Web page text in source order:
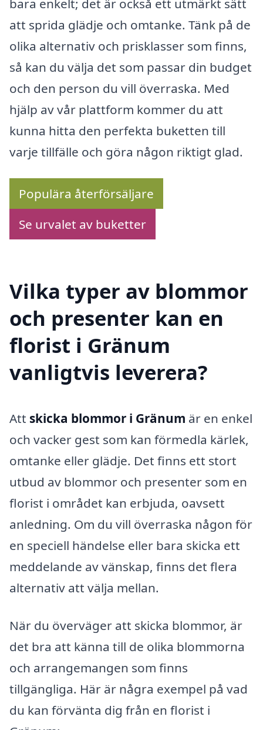
bara enkelt; det är också ett utmärkt sätt
att sprida glädje och omtanke. Tänk på de
olika alternativ och prisklasser som finns,
så kan du välja det som passar din budget
och den person du vill överraska. Med
hjälp av vår plattform kommer du att
kunna hitta den perfekta buketten till
varje tillfälle och göra någon riktigt glad.
Populära återförsäljare
Se urvalet av buketter
Vilka typer av blommor
och presenter kan en
florist i Gränum
vanligtvis leverera?
Att skicka blommor i Gränum är en enkel
och vacker gest som kan förmedla kärlek,
omtanke eller glädje. Det finns ett stort
utbud av blommor och presenter som en
florist i området kan erbjuda, oavsett
anledning. Om du vill överraska någon för
en speciell händelse eller bara skicka ett
meddelande av vänskap, finns det flera
alternativ att välja mellan.
När du överväger att skicka blommor, är
det bra att känna till de olika blommorna
och arrangemangen som finns
tillgängliga. Här är några exempel på vad
du kan förvänta dig från en florist i